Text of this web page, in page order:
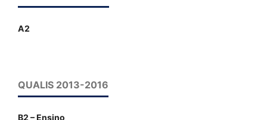
A2
QUALIS 2013-2016
B2 – Ensino